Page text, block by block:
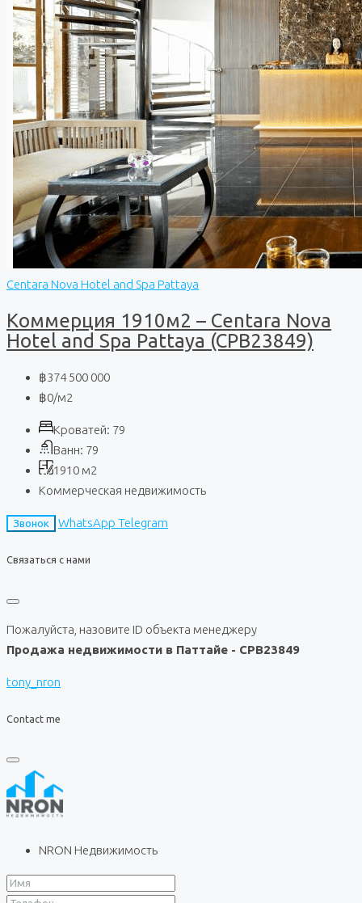
Centara Nova Hotel and Spa Pattaya
Коммерция 1910м2 – Centara Nova
Hotel and Spa Pattaya (CPB23849)
฿374 500 000
฿0/м2
Кроватей: 79
Ванн: 79
1910 м2
Коммерческая недвижимость
Звонок WhatsApp Telegram
Связаться с нами
Пожалуйста, назовите ID объекта менеджеру
Продажа недвижимости в Паттайе - CPB23849
tony_nron
Contact me
NRON Недвижимость